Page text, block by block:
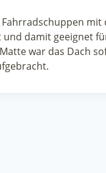
damit geeignet
war das Dach